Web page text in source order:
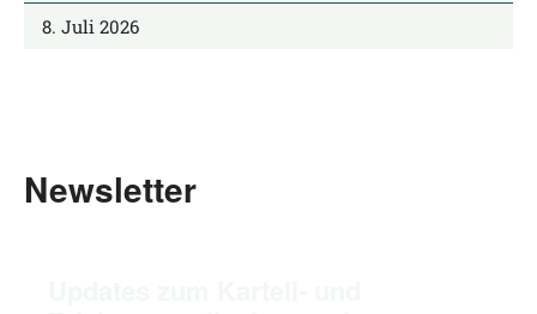
8. Juli 2026
Newsletter